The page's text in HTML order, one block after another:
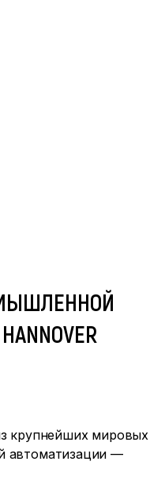
крупнейших мировых
автоматизации —